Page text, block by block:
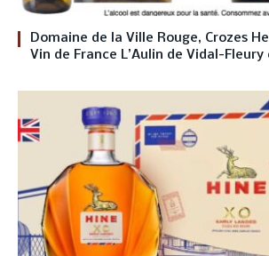
Domaine de la Ville Rouge, Crozes
Vin de France L’Aulin de Vidal-